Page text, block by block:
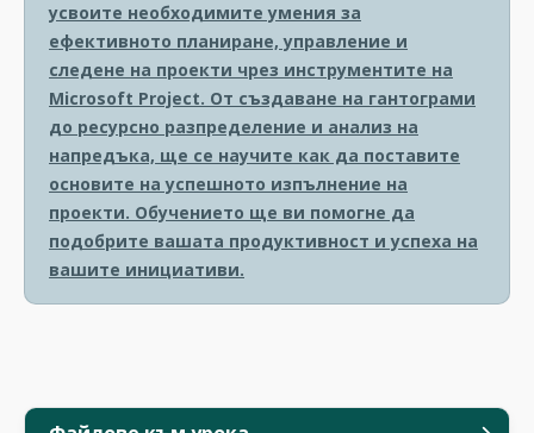
усвоите необходимите умения за
ефективното планиране, управление и
следене на проекти чрез инструментите на
Microsoft Project. От създаване на гантограми
до ресурсно разпределение и анализ на
напредъка, ще се научите как да поставите
основите на успешното изпълнение на
проекти. Обучението ще ви помогне да
подобрите вашата продуктивност и успеха на
вашите инициативи.